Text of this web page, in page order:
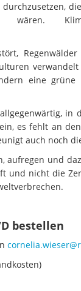
wären.
eine grüne
in
es fehlt an
auch noch
aufregen und
und nicht die
bestellen